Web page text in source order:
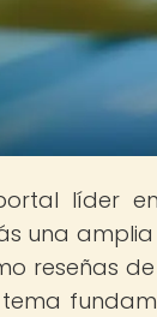
líder
una
reseñas